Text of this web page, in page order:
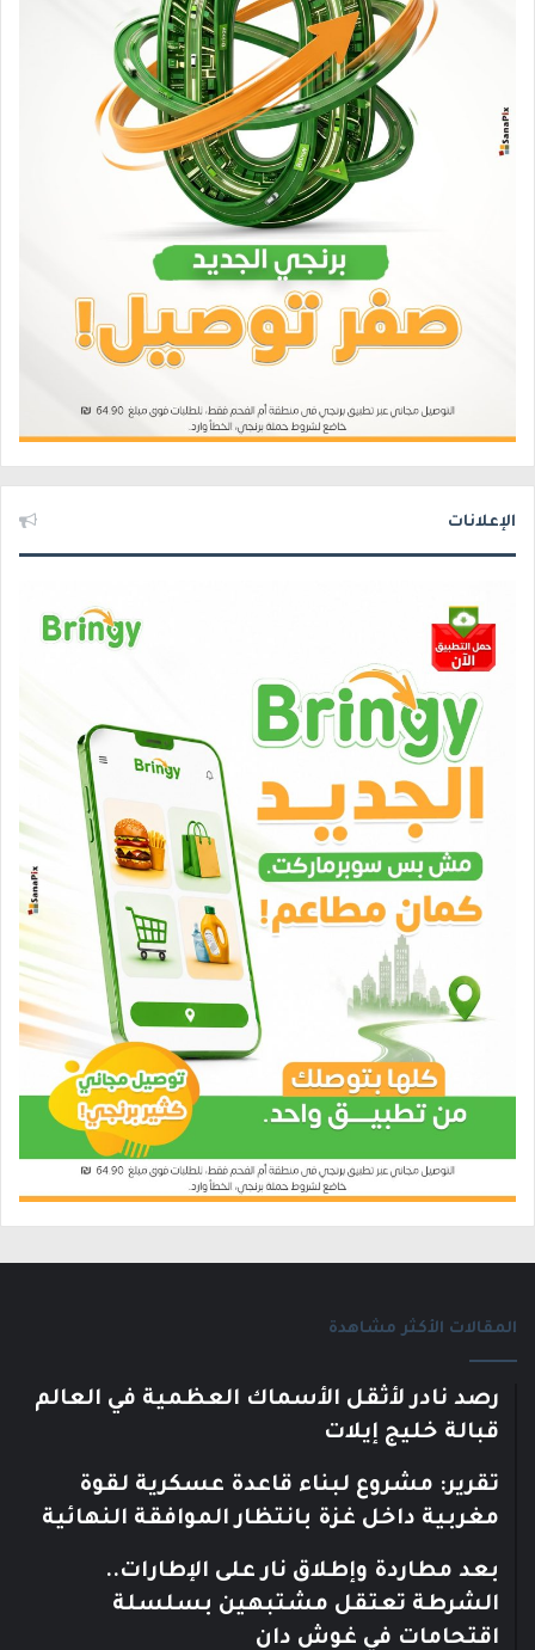
الإعلانات
المقالات الأكثر مشاهدة
رصد نادر لأثقل الأسماك العظمية في العالم
قبالة خليج إيلات
تقرير: مشروع لبناء قاعدة عسكرية لقوة
مغربية داخل غزة بانتظار الموافقة النهائية
بعد مطاردة وإطلاق نار على الإطارات..
الشرطة تعتقل مشتبهين بسلسلة
اقتحامات في غوش دان